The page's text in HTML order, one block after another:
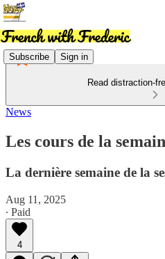
Subscribe Sign in
Read distraction-
News
Les cours de la
La dernière semaine de la
Aug 11, 2025
∙ Paid
4